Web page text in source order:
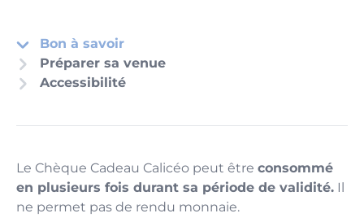
Bon à savoir
Préparer sa venue
Accessibilité
Le Chèque Cadeau Calicéo peut être consommé
en plusieurs fois durant sa période de validité. Il
ne permet pas de rendu monnaie.